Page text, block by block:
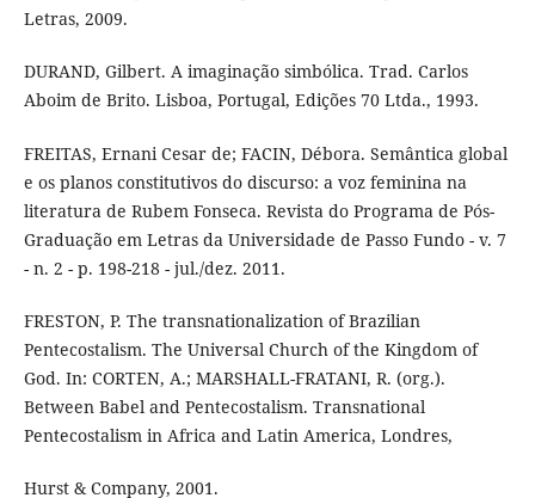
Letras, 2009.
DURAND, Gilbert. A imaginação simbólica. Trad. Carlos
Aboim de Brito. Lisboa, Portugal, Edições 70 Ltda., 1993.
FREITAS, Ernani Cesar de; FACIN, Débora. Semântica global
e os planos constitutivos do discurso: a voz feminina na
literatura de Rubem Fonseca. Revista do Programa de Pós-
Graduação em Letras da Universidade de Passo Fundo - v. 7
- n. 2 - p. 198-218 - jul./dez. 2011.
FRESTON, P. The transnationalization of Brazilian
Pentecostalism. The Universal Church of the Kingdom of
God. In: CORTEN, A.; MARSHALL-FRATANI, R. (org.).
Between Babel and Pentecostalism. Transnational
Pentecostalism in Africa and Latin America, Londres,
Hurst & Company, 2001.